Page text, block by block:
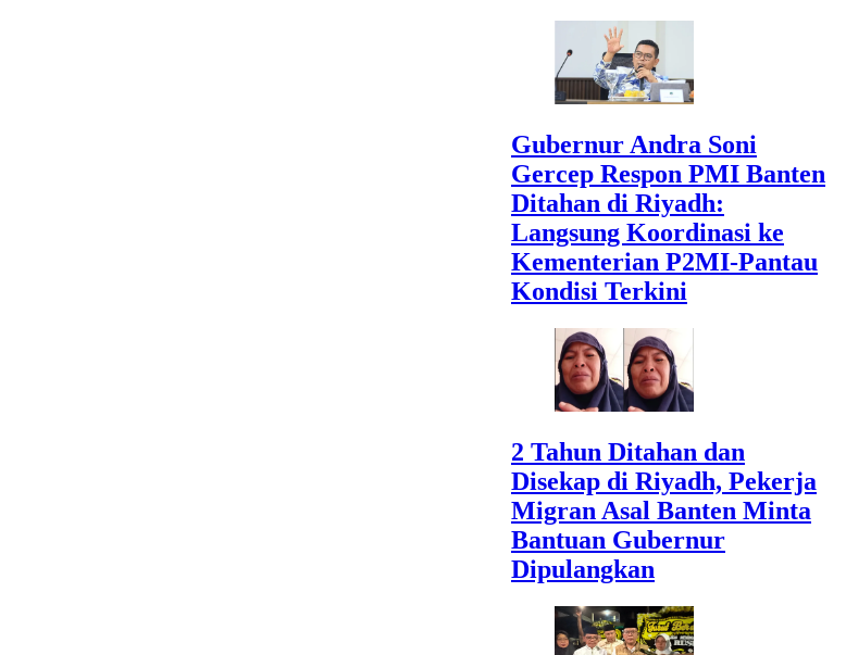
Gubernur Andra Soni
Gercep Respon PMI Banten
Ditahan di Riyadh:
Langsung Koordinasi ke
Kementerian P2MI-Pantau
Kondisi Terkini
2 Tahun Ditahan dan
Disekap di Riyadh, Pekerja
Migran Asal Banten Minta
Bantuan Gubernur
Dipulangkan